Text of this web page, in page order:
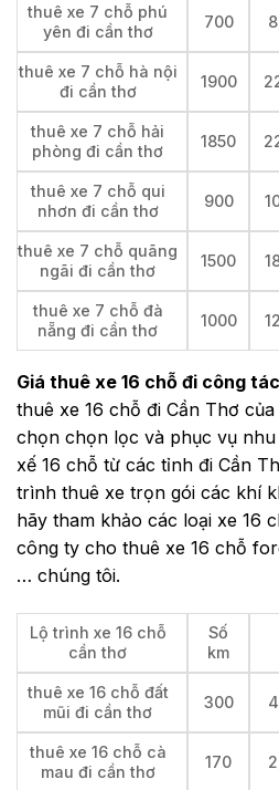
thuê xe 7 chỗ phú
yên đi cần thơ
700
thuê xe 7 chỗ hà nội
đi cần thơ
1900
thuê xe 7 chỗ hải
phòng đi cần thơ
1850
thuê xe 7 chỗ qui
nhơn đi cần thơ
900
thuê xe 7 chỗ quãng
ngãi đi cần thơ
1500
thuê xe 7 chỗ đà
nẵng đi cần thơ
1000
Giá thuê xe 16 chỗ đi công
thuê xe 16 chỗ đi Cần Thơ
chọn chọn lọc và phục vụ
xế 16 chỗ từ các tỉnh đi Cần
trình thuê xe trọn gói các khí
hãy tham khảo các loại xe 16
công ty cho thuê xe 16 chỗ
… chúng tôi.
Lộ trình xe 16 chỗ
cần thơ
Số
km
thuê xe 16 chỗ đất
mũi đi cần thơ
300
thuê xe 16 chỗ cà
mau đi cần thơ
170